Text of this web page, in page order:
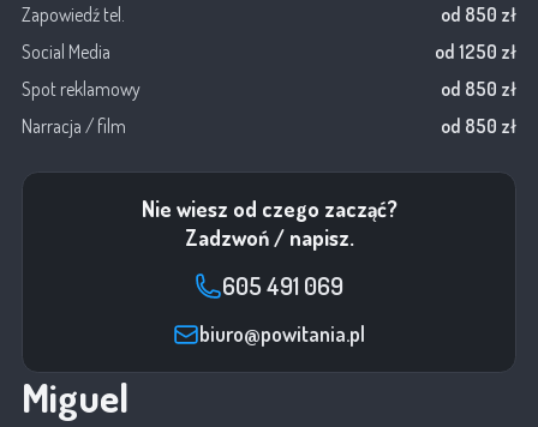
Zapowiedź tel.
od 850 zł
Social Media
od 1250 zł
Spot reklamowy
od 850 zł
Narracja / film
od 850 zł
Nie wiesz od czego zacząć?
Zadzwoń / napisz.
605 491 069
biuro@powitania.pl
Miguel